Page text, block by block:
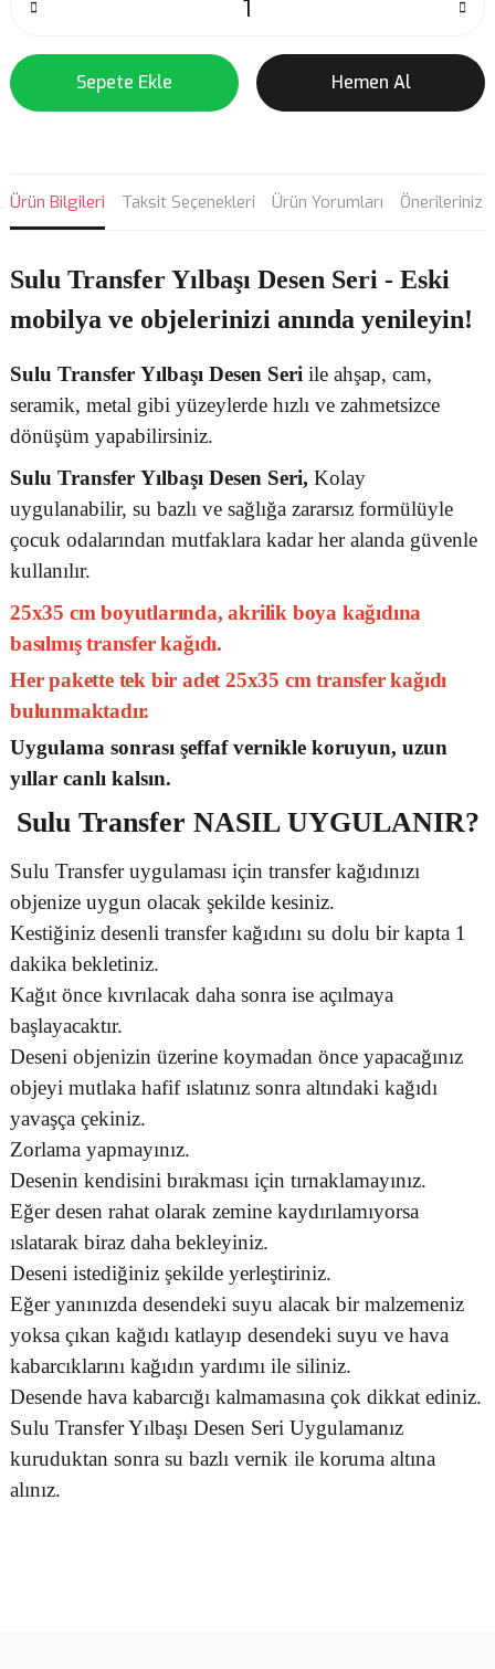
Sepete Ekle Hemen Al
Ürün Bilgileri Taksit Seçenekleri Ürün Yorumları Önerileriniz
Sulu Transfer Yılbaşı Desen Seri - Eski
mobilya ve objelerinizi anında yenileyin!
Sulu Transfer Yılbaşı Desen Seri ile ahşap, cam,
seramik, metal gibi yüzeylerde hızlı ve zahmetsizce
dönüşüm yapabilirsiniz.
Sulu Transfer Yılbaşı Desen Seri, Kolay
uygulanabilir, su bazlı ve sağlığa zararsız formülüyle
çocuk odalarından mutfaklara kadar her alanda güvenle
kullanılır.
25x35 cm boyutlarında, akrilik boya kağıdına
basılmış transfer kağıdı.
Her pakette tek bir adet 25x35 cm transfer kağıdı
bulunmaktadır.
Uygulama sonrası şeffaf vernikle koruyun, uzun
yıllar canlı kalsın.
Sulu Transfer NASIL UYGULANIR?
Sulu Transfer uygulaması için transfer kağıdınızı
objenize uygun olacak şekilde kesiniz.
Kestiğiniz desenli transfer kağıdını su dolu bir kapta 1
dakika bekletiniz.
Kağıt önce kıvrılacak daha sonra ise açılmaya
başlayacaktır.
Deseni objenizin üzerine koymadan önce yapacağınız
objeyi mutlaka hafif ıslatınız sonra altındaki kağıdı
yavaşça çekiniz.
Zorlama yapmayınız.
Desenin kendisini bırakması için tırnaklamayınız.
Eğer desen rahat olarak zemine kaydırılamıyorsa
ıslatarak biraz daha bekleyiniz.
Deseni istediğiniz şekilde yerleştiriniz.
Eğer yanınızda desendeki suyu alacak bir malzemeniz
yoksa çıkan kağıdı katlayıp desendeki suyu ve hava
kabarcıklarını kağıdın yardımı ile siliniz.
Desende hava kabarcığı kalmamasına çok dikkat ediniz.
Sulu Transfer Yılbaşı Desen Seri Uygulamanız
kuruduktan sonra su bazlı vernik ile koruma altına
alınız.